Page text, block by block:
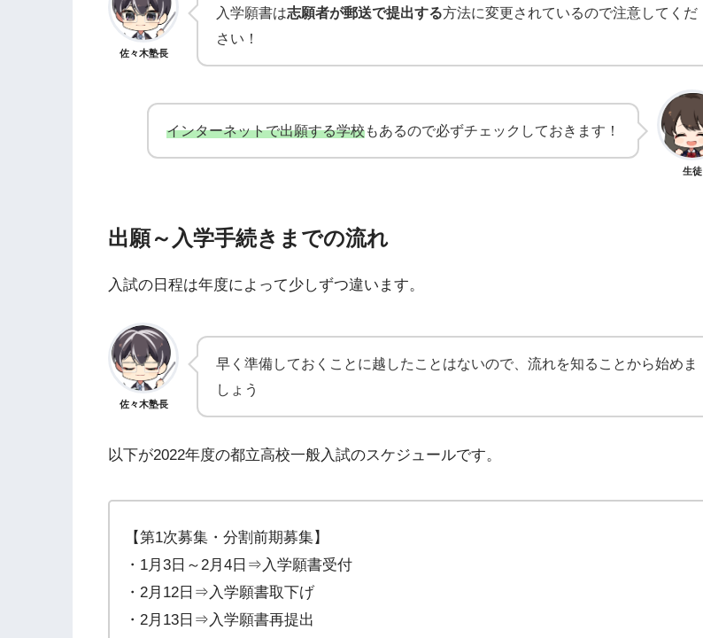
佐々木塾長
入学願書は志願者が郵送で提出する方法に変更されているので注意してくだ
さい！
生徒
インターネットで出願する学校もあるので必ずチェックしておきます！
出願～入学手続きまでの流れ
入試の日程は年度によって少しずつ違います。
佐々木塾長
早く準備しておくことに越したことはないので、流れを知ることから始めま
しょう
以下が2022年度の都立高校一般入試のスケジュールです。
【第1次募集・分割前期募集】
・1月3日～2月4日⇒入学願書受付
・2月12日⇒入学願書取下げ
・2月13日⇒入学願書再提出